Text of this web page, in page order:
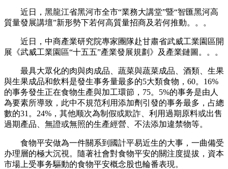
近日，黑龍江省黑河市全市“業務大講堂”暨“智匯黑河高
質量發展講壇”新形勢下若何高質量招商及若何推動。。。
近日，中商產業研究院專家團隊赴甘肅省武威工業園區開
展《武威工業園區“十五五”產業發展規劃》及產業鏈圖。。。
最具大眾化的肉與肉成品、蔬菜與蔬菜成品、酒類、生果
與生果成品和飲料是發生事务量最多的5大類食物，60。16%
的事务發生正在食物生產與加工環節，75。5%的事务是由人
為要素所導致，此中不規范利用添加劑引發的事务最多，占總
數的31。24%，其他顺次為制假或欺詐、利用過期原料或出售
過期產品、無證或無照的生產經營、不法添加違禁物等。
食物平安做為一件關系到國計平易近生的大事，一曲備受
办理層的極大沉視。隨著社會對食物平安的關注度提拔，資本
市場上受事务驅動的食物平安概念股也輪番表現。